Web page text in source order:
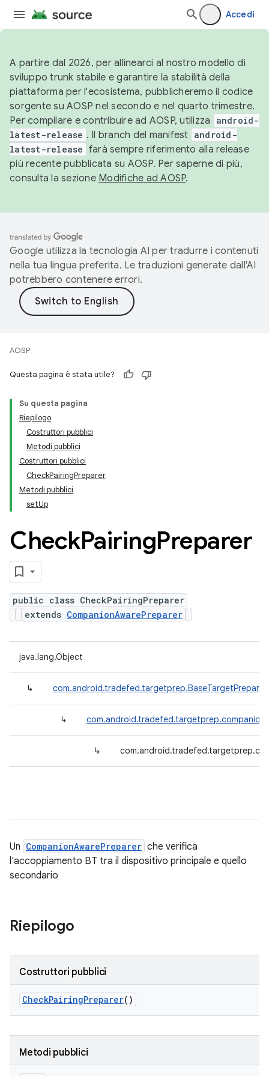
Accedi
A partire dal 2026, per allinearci al nostro modello di
sviluppo trunk stabile e garantire la stabilità della
piattaforma per l'ecosistema, pubblicheremo il codice
sorgente su AOSP nel secondo e nel quarto trimestre.
Per compilare e contribuire ad AOSP, utilizza
android-
latest-release . Il branch del manifest android-
latest-release farà sempre riferimento alla release
più recente pubblicata su AOSP. Per saperne di più,
consulta la sezione Modifiche ad AOSP.
Google utilizza la tecnologia AI per tradurre i contenuti
nella tua lingua preferita. Le traduzioni generate dall'AI
potrebbero contenere errori.
AOSP
Questa pagina è stata utile?
Su questa pagina
Riepilogo
Costruttori pubblici
Metodi pubblici
Costruttori pubblici
CheckPairingPreparer
Metodi pubblici
setUp
CheckPairingPreparer
public class CheckPairingPreparer
extends CompanionAwarePreparer
java.lang.Object
↳ com.android.tradefed.targetprep.BaseTargetPreparer
↳
↳
Un CompanionAwarePreparer che verifica
l'accoppiamento BT tra il dispositivo principale e quello
secondario
Riepilogo
Costruttori pubblici
CheckPairingPreparer()
Metodi pubblici